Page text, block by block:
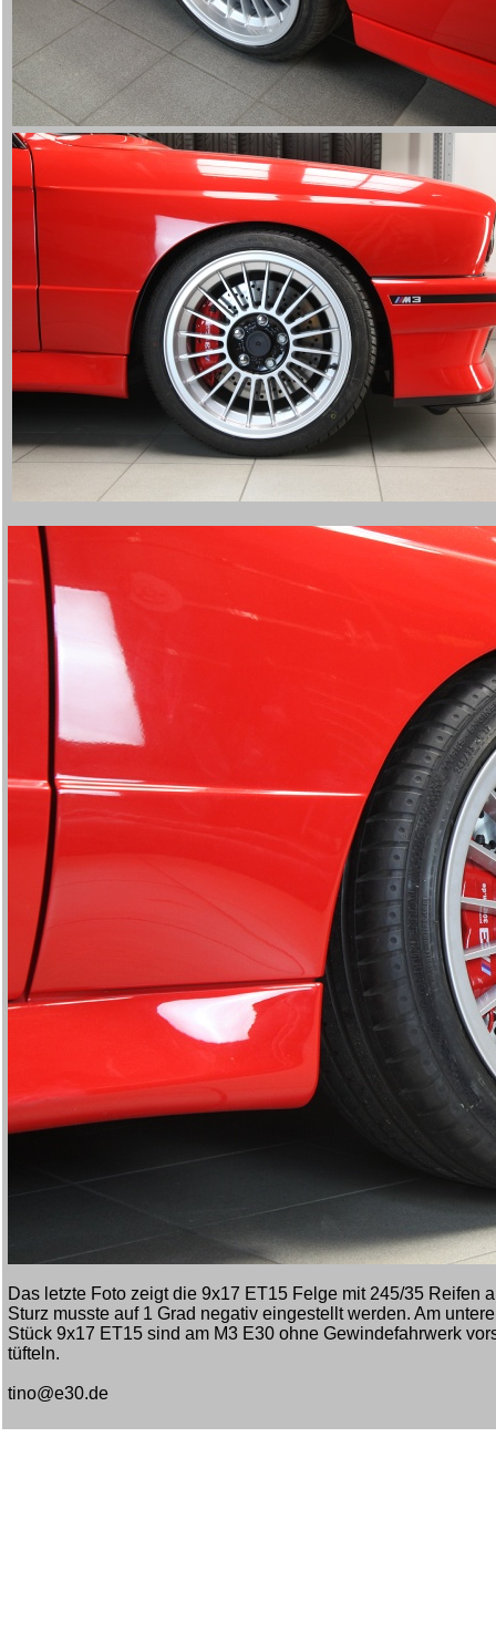
Das letzte Foto zeigt die 9x17 ET15 Felge mit 245/35 Reifen
Sturz musste auf 1 Grad negativ eingestellt werden. Am
Stück 9x17 ET15 sind am M3 E30 ohne Gewindefahrwerk
tüfteln.
tino@e30.de